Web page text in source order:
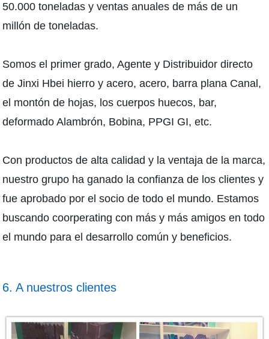
50.000 toneladas y ventas anuales de más de un
millón de toneladas.
Somos el primer grado, Agente y Distribuidor directo
de Jinxi Hbei hierro y acero, acero, barra plana Canal,
el montón de hojas, los cuerpos huecos, bar,
deformado Alambrón, Bobina, PPGI GI, etc.
Con productos de alta calidad y la ventaja de la marca,
nuestro grupo ha ganado la confianza de los clientes y
fue aprobado por el socio de todo el mundo. Estamos
buscando coorperating con más y más amigos en todo
el mundo para el desarrollo común y beneficios.
6. A nuestros clientes